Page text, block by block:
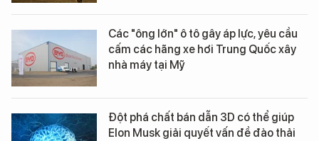
Các "ông lớn" ô tô gây áp lực, yêu cầu
cấm các hãng xe hơi Trung Quốc xây
nhà máy tại Mỹ
Đột phá chất bán dẫn 3D có thể giúp
Elon Musk giải quyết vấn đề đào thải